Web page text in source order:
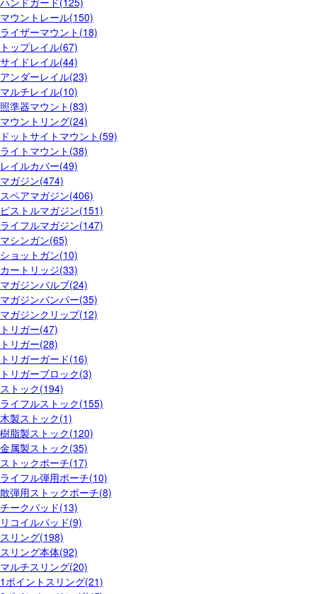
マウントレール(150)
ライザーマウント(18)
トップレイル(67)
サイドレイル(44)
アンダーレイル(23)
マルチレイル(10)
照準器マウント(83)
マウントリング(24)
ドットサイトマウント(59)
ライトマウント(38)
レイルカバー(49)
マガジン(474)
スペアマガジン(406)
ピストルマガジン(151)
ライフルマガジン(147)
マシンガン(65)
ショットガン(10)
カートリッジ(33)
マガジンバルブ(24)
マガジンバンパー(35)
マガジンクリップ(12)
トリガー(47)
トリガー(28)
トリガーガード(16)
トリガーブロック(3)
ストック(194)
ライフルストック(155)
木製ストック(1)
樹脂製ストック(120)
金属製ストック(35)
ストックポーチ(17)
ライフル弾用ポーチ(10)
散弾用ストックポーチ(8)
チークパッド(13)
リコイルパッド(9)
スリング(198)
スリング本体(92)
マルチスリング(20)
1ポイントスリング(21)